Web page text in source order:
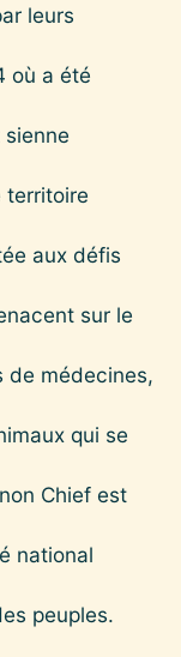
leurs
où a été
territoire
aux défis
sur le
de médecines,
qui se
Chief est
national
peuples.